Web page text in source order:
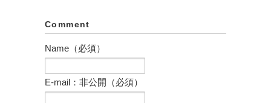
Comment
Name（必須）
E-mail：非公開（必須）